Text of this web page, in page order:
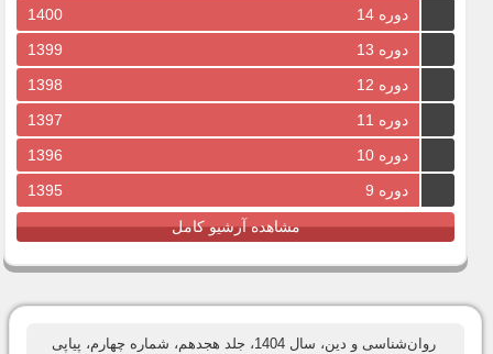
دوره 14
1400
دوره 13
1399
دوره 12
1398
دوره 11
1397
دوره 10
1396
دوره 9
1395
مشاهده آرشیو کامل
روان‌شناسی و دین، سال 1404، جلد هجدهم، شماره چهارم، پیاپی